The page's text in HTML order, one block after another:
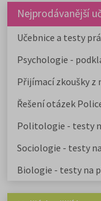
Nejprodávanější
Učebnice a testy
Psychologie -
Přijímací zkoušky z
Řešení otázek
Politologie - testy
Sociologie - testy
Biologie - testy na